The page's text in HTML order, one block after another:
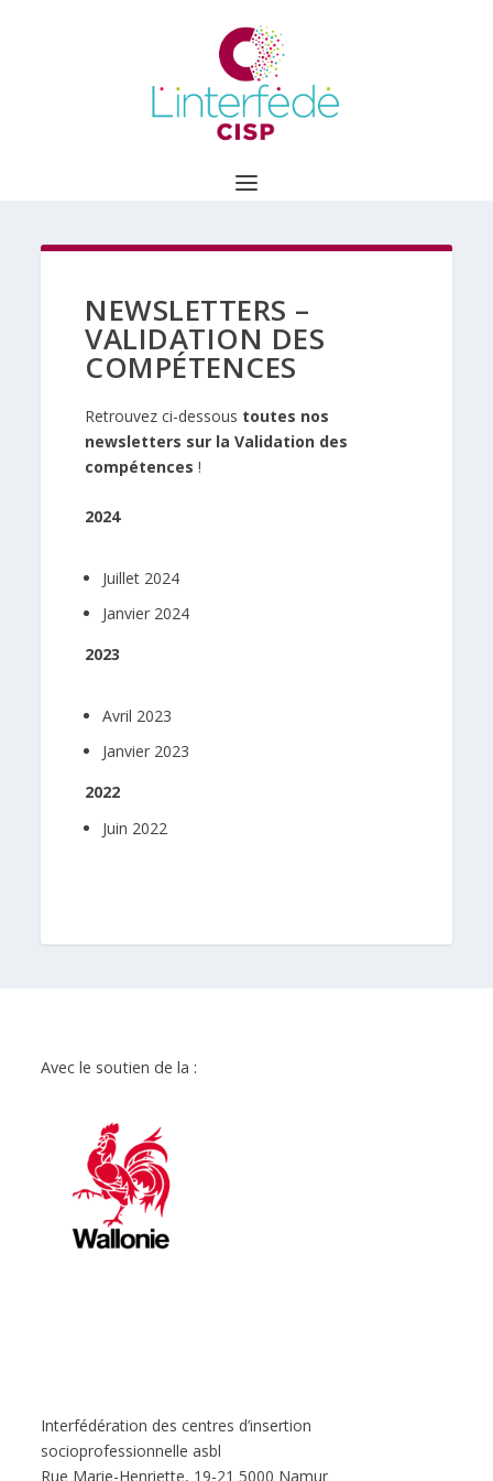
NEWSLETTERS ­–
VALIDATION DES
COMPÉTENCES
Retrouvez ci-dessous toutes nos
newsletters sur la Validation des
compétences !
2024
Juillet 2024
Janvier 2024
2023
Avril 2023
Janvier 2023
2022
Juin 2022
Avec le soutien de la :
Interfédération des centres d’insertion
socioprofessionnelle asbl
Rue Marie-Henriette, 19-21 5000 Namur